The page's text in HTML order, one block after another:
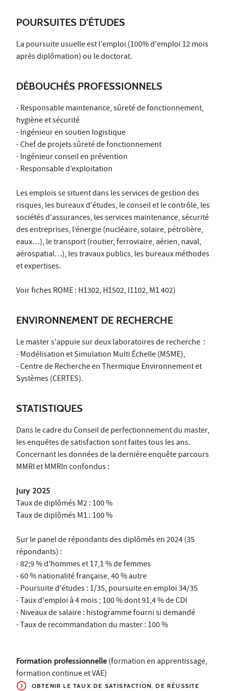
POURSUITES D'ÉTUDES
La poursuite usuelle est l'emploi (100% d'emploi 12 mois
après diplômation) ou le doctorat.
DÉBOUCHÉS PROFESSIONNELS
- Responsable maintenance, sûreté de fonctionnement,
hygiène et sécurité
- Ingénieur en soutien logistique
- Chef de projets sûreté de fonctionnement
- Ingénieur conseil en prévention
- Responsable d’exploitation
Les emplois se situent dans les services de gestion des
risques, les bureaux d'études, le conseil et le contrôle, les
sociétés d'assurances, les services maintenance, sécurité
des entreprises, l’énergie (nucléaire, solaire, pétrolière,
eaux…), le transport (routier, ferroviaire, aérien, naval,
aérospatial…), les travaux publics, les bureaux méthodes
et expertises.
Voir fiches ROME : H1302, H1502, I1102, M1 402)
ENVIRONNEMENT DE RECHERCHE
Le master s'appuie sur deux laboratoires de recherche :
- Modélisation et Simulation Multi Échelle (MSME),
- Centre de Recherche en Thermique Environnement et
Systèmes (CERTES).
STATISTIQUES
Dans le cadre du Conseil de perfectionnement du master,
les enquêtes de satisfaction sont faites tous les ans.
Concernant les données de la dernière enquête parcours
MMRI et MMRIn confondus :
Jury 2025
Taux de diplômés M2 : 100 %
Taux de diplômés M1 : 100 %
Sur le panel de répondants des diplômés en 2024 (35
répondants) :
- 82;9 % d'hommes et 17,1 % de femmes
- 60 % nationalité française, 40 % autre
- Poursuite d'études : 1/35, poursuite en emploi 34/35
- Taux d'emploi à 4 mois ; 100 % dont 91,4 % de CDI
- Niveaux de salaire : histogramme fourni si demandé
- Taux de recommandation du master : 100 %
Formation professionnelle (formation en apprentissage,
formation continue et VAE)
OBTENIR LE TAUX DE SATISFACTION, DE RÉUSSITE